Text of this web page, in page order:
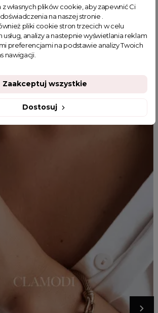
sklep z odzieżą damską
midi z rozcięciem
z eko skóry
spódnice brązowe skórzane
z własnych plików cookie, aby zapewnić Ci
na naszej stronie .
pliki cookie stron trzecich w celu
usług, analizy a nastepnie wyświetlania reklam
preferencjami na podstawie analizy Twoich
nawigacji.
Dostosuj
Zaakceptuj wszystkie